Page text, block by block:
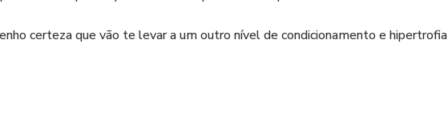
certeza que vão te levar a um outro nível de condicionamento e hipertrofia